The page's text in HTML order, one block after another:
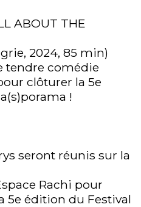
ABOUT THE
2024, 85 min)
tendre comédie
clôturer la 5e
!
seront réunis sur la
Rachi pour
5e édition du Festival